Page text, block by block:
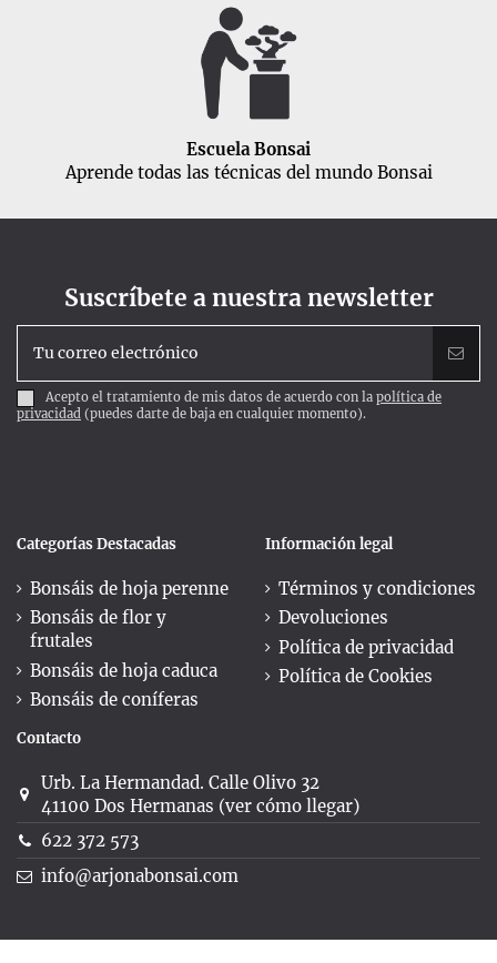
Escuela Bonsai
Aprende todas las técnicas del mundo Bonsai
Suscríbete a nuestra newsletter
Acepto el tratamiento de mis datos de acuerdo con la política de
privacidad (puedes darte de baja en cualquier momento).
Categorías Destacadas
Bonsáis de hoja perenne
Bonsáis de flor y
frutales
Bonsáis de hoja caduca
Bonsáis de coníferas
Información legal
Términos y condiciones
Devoluciones
Política de privacidad
Política de Cookies
Contacto
Urb. La Hermandad. Calle Olivo 32
41100 Dos Hermanas (ver cómo llegar)
622 372 573
info@arjonabonsai.com